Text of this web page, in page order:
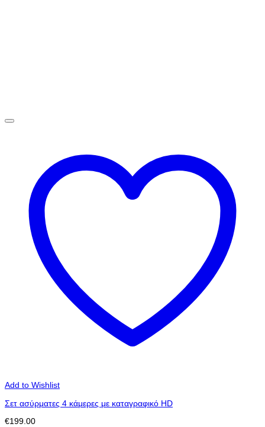
Add to Wishlist
Σετ ασύρματες 4 κάμερες με καταγραφικό HD
€199.00